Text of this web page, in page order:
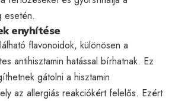
esetén.
enyhítése
flavonoidok, különösen a
antihisztamin hatással bírhatnak. Ez
gátolni a hisztamin
az allergiás reakciókért felelős. Ezért